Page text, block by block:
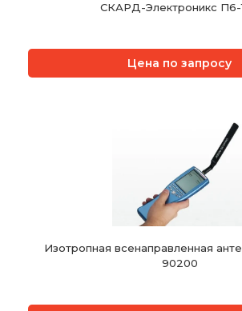
СКАРД-Электроникс П6-
Цена по запросу
Изотропная всенаправленная
90200